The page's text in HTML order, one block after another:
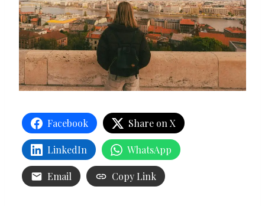
Facebook Share on X
LinkedIn WhatsApp
Email Copy Link